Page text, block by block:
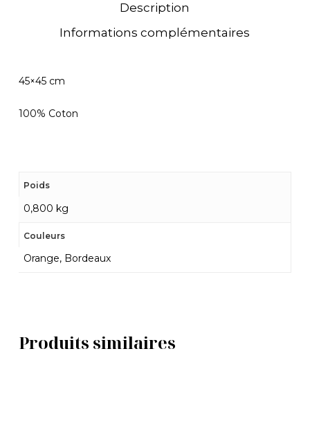
Description
Informations complémentaires
45×45 cm
100% Coton
Poids
0,800 kg
Couleurs
Orange, Bordeaux
Produits similaires